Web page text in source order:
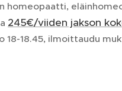
homeopaatti,
245€/viiden jakson
18.45, ilmoittaudu